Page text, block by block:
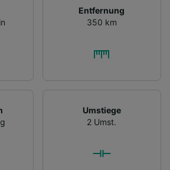
Entfernung
350 km
Umstiege
2 Umst.